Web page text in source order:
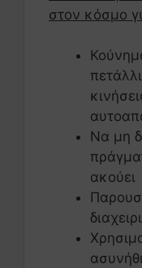
στον κόσμο
Να μη
ακούει